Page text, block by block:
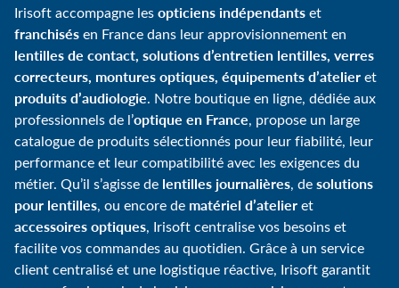
Irisoft accompagne lesopticiens indépendantset
franchisésen France dans leur approvisionnement en
lentilles de contact, solutions d’entretien lentilles, verres
correcteurs, montures optiques, équipements d’atelieret
produits d’audiologie. Notre boutique en ligne, dédiée aux
professionnels de l’optique en France, propose un large
catalogue de produits sélectionnés pour leur fiabilité, leur
performance et leur compatibilité avec les exigences du
métier. Qu’il s’agisse de lentilles journalières, desolutions
pour lentilles, ou encore de matériel d’atelieret
accessoires optiques, Irisoft centralise vos besoins et
facilite vos commandes au quotidien. Grâce à un service
client centralisé et une logistique réactive, Irisoft garantit